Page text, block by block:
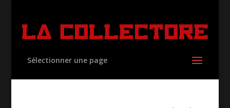
Sélectionner une page